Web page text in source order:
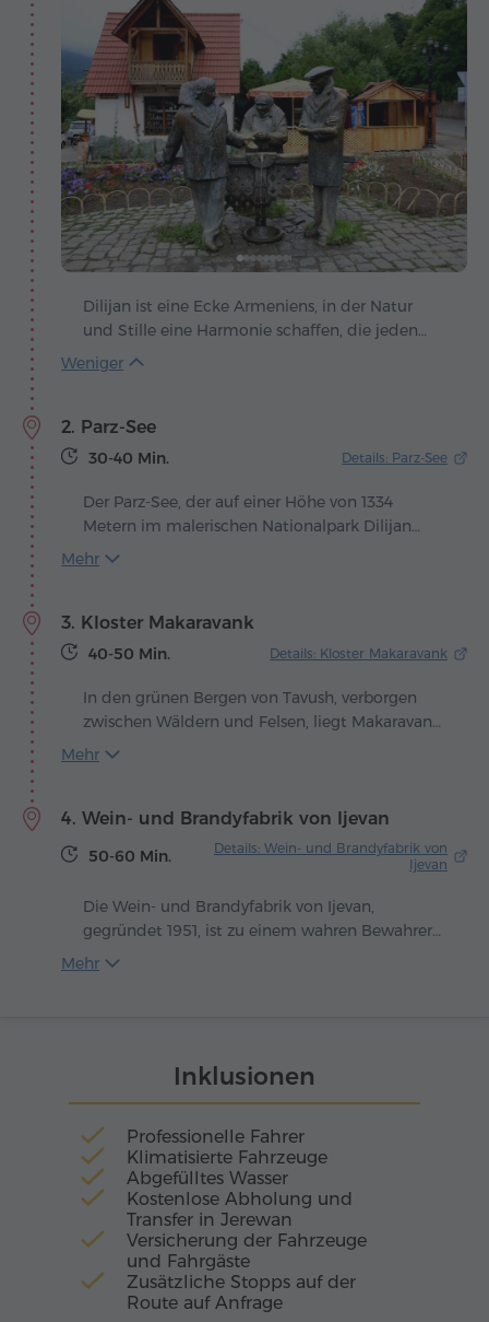
Dilijan ist eine Ecke Armeniens, in der Natur
und Stille eine Harmonie schaffen, die jeden
Besucher in ihren Bann zieht. Versteckt
zwischen smaragdgrünen Wäldern und sanften
Tals des Aghstev-Flusses, wo die Luft nach
Kiefernduft und frischen Bergbächen riecht. Die
wunderschöne, in den Wäldern verborgene
Sehenswürdigkeiten: die Seen Parz und Gosh,
zahlreiche Volkssagen inspiriert haben und die
2. Parz-See
30-40 Min. Details: Parz-See
Der Parz-See, der auf einer Höhe von 1334
Metern im malerischen Nationalpark Dilijan
liegt, ist einer der bezauberndsten Orte der
durch seine Harmonie mit der umgebenden
Natur. Die ruhige Wasseroberfläche spiegelt die
wider und schafft eine Atmosphäre der Ruhe
und Gelassenheit.
Mehr
3. Kloster Makaravank
40-50 Min. Details: Kloster Makaravank
In den grünen Bergen von Tavush, verborgen
zwischen Wäldern und Felsen, liegt Makaravank
– ein Klosterkomplex, der als wahres
Jahrhundert zurück, als Baumeister es
verstanden, architektonische Größe mit der
Harmonie der Natur zu verbinden. Die Anlage
Wirtschaftsbereiche, die noch heute durch ihre
sorgfältige Planung und ihr Ausmaß
beeindrucken.
Mehr
4. Wein- und Brandyfabrik von Ijevan
50-60 Min.
Details: Wein- und Brandyfabrik von
Ijevan
Die Wein- und Brandyfabrik von Ijevan,
gegründet 1951, ist zu einem wahren Bewahrer
der armenischen Wein- und Brandytraditionen
entstehen Getränke, die in eine Welt voller
Legenden entführen: edle Brandys mit tiefem,
warmem Geschmack, erlesene Weine voller
Sonnenenergie und fruchtige Elixiere, als wären
sie aus der Seele der Wälder und Gärten
gewebt.
Mehr
Inklusionen
Professionelle Fahrer
Klimatisierte Fahrzeuge
Abgefülltes Wasser
Kostenlose Abholung und
Transfer in Jerewan
Versicherung der Fahrzeuge
und Fahrgäste
Zusätzliche Stopps auf der
Route auf Anfrage